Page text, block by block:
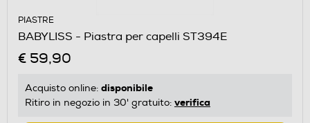
PIASTRE
BABYLISS - Piastra per capelli ST394E
€ 59,90
Acquisto online: disponibile
Ritiro in negozio in 30' gratuito: verifica